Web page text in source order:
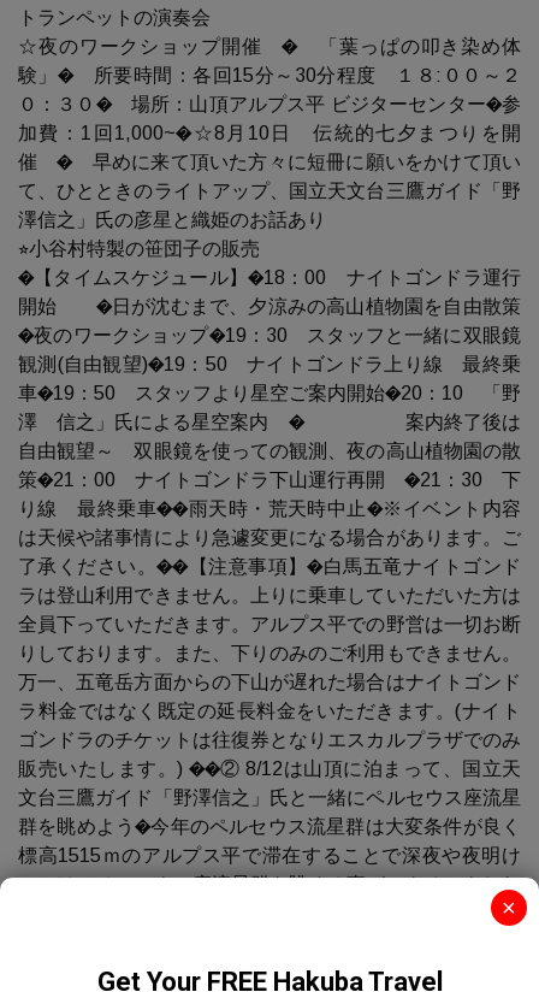
トランペットの演奏会
☆夜のワークショップ開催 � 「葉っぱの叩き染め体
験」� 所要時間：各回15分～30分程度 １８:００～２
０：３０� 場所：山頂アルプス平 ビジターセンター�参
加費：1回1,000~�☆8月10日 伝統的七夕まつりを開
催 � 早めに来て頂いた方々に短冊に願いをかけて頂い
て、ひとときのライトアップ、国立天文台三鷹ガイド「野
澤信之」氏の彦星と織姫のお話あり
⭐︎小谷村特製の笹団子の販売
�【タイムスケジュール】�18：00 ナイトゴンドラ運行
開始 �日が沈むまで、夕涼みの高山植物園を自由散策
�夜のワークショップ�19：30 スタッフと一緒に双眼鏡
観測(自由観望)�19：50 ナイトゴンドラ上り線 最終乗
車�19：50 スタッフより星空ご案内開始�20：10 「野
澤 信之」氏による星空案内 � 案内終了後は
自由観望～ 双眼鏡を使っての観測、夜の高山植物園の散
策�21：00 ナイトゴンドラ下山運行再開 �21：30 下
り線 最終乗車��雨天時・荒天時中止�※イベント内容
は天候や諸事情により急遽変更になる場合があります。ご
了承ください。��【注意事項】�白馬五竜ナイトゴンド
ラは登山利用できません。上りに乗車していただいた方は
全員下っていただきます。アルプス平での野営は一切お断
りしております。また、下りのみのご利用もできません。
万一、五竜岳方面からの下山が遅れた場合はナイトゴンド
ラ料金ではなく既定の延長料金をいただきます。(ナイト
ゴンドラのチケットは往復券となりエスカルプラザでのみ
販売いたします。) ��② 8/12は山頂に泊まって、国立天
文台三鷹ガイド「野澤信之」氏と一緒にペルセウス座流星
群を眺めよう�今年のペルセウス流星群は大変条件が良く
標高1515ｍのアルプス平で滞在することで深夜や夜明け
にかけてペルセウス座流星群を眺める事ができるかもしれ
ません。ぜひ観望会にご参加ください。��【日時】8月
円 小学生2,500円 ※ゴンドラ往復代含む （施設内で
×